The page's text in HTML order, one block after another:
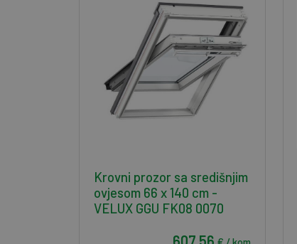
Krovni prozor sa središnjim
ovjesom 66 x 140 cm -
VELUX GGU FK08 0070
607,56